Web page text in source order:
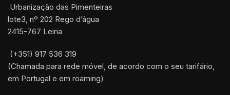
Urbanização das Pimenteiras
lote3, nº 202 Rego d’água
2415-767 Leiria
(+351) 917 536 319
(Chamada para rede móvel, de acordo com o seu tarifário,
em Portugal e em roaming)